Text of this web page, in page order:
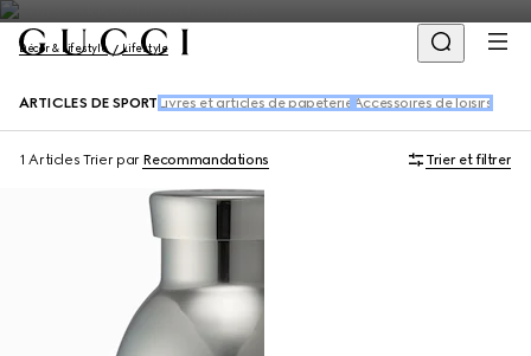
Décor & Lifestyle Lifestyle
ARTICLES DE SPORT Livres et articles de papeterie Accessoires de loisirs
1 Articles Trier par Recommandations Trier et filtrer